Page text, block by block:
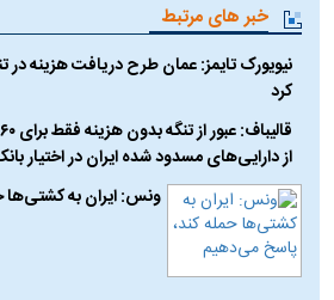
خبر های مرتبط
نیویورک تایمز: عمان طرح دریافت هزینه در
کرد
از دارایی‌های مسدود شده ایران در اختیار
ونس: ایران به کشتی‌ها